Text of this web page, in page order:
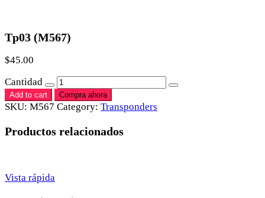
Tp03 (M567)
$45.00
Cantidad
Add to cart Compra ahora
SKU: M567 Category: Transponders
Productos relacionados
Vista rápida